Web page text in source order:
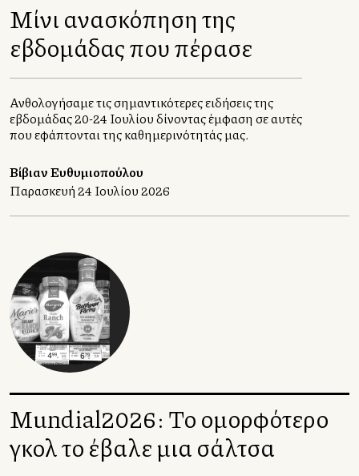
Μίνι ανασκόπηση της
εβδομάδας που πέρασε
Ανθολογήσαμε τις σημαντικότερες ειδήσεις της
εβδομάδας 20-24 Ιουλίου δίνοντας έμφαση σε αυτές
που εφάπτονται της καθημερινότητάς μας.
Βίβιαν Ευθυμιοπούλου
Παρασκευή 24 Ιουλίου 2026
Mundial2026: Το ομορφότερο
γκολ το έβαλε μια σάλτσα